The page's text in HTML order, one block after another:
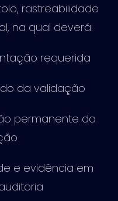
rastreabilidade
na qual deverá:
requerida
da validação
permanente da
e evidência em